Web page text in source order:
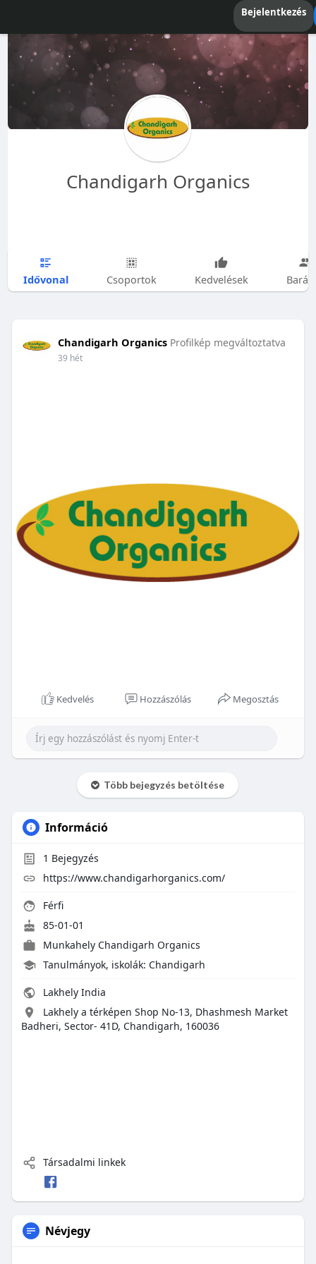
Bejelentkezés
Chandigarh Organics
Idővonal Csoportok Kedvelések
Chandigarh Organics Profilkép megváltoztatva
39 hét
Kedvelés Hozzászólás Megosztás
Több bejegyzés betöltése
Információ
1 Bejegyzés
https://www.chandigarhorganics.com/
Férfi
85-01-01
Munkahely Chandigarh Organics
Tanulmányok, iskolák: Chandigarh
Lakhely India
Lakhely a térképen Shop No-13, Dhashmesh Market
Badheri, Sector- 41D, Chandigarh, 160036
Társadalmi linkek
Névjegy